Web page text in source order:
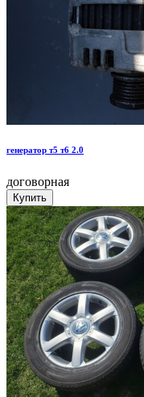
генератор т5 т6 2.0
договорная